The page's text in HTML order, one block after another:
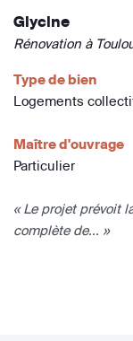
Glycine
Rénovation à
Type de bien
Logements
Maître d'ouvrage
Particulier
« Le projet prévoit
complète de... »